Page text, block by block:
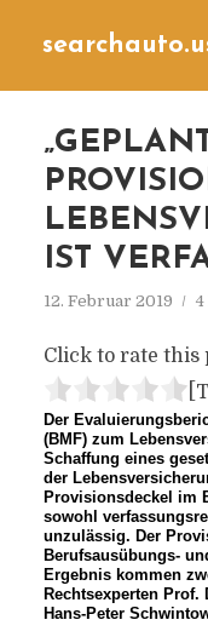
IST
12. Februar 2019
Click to rate this
Der
(BMF) zum
Schaffung eines
der
Provisionsdeckel im
sowohl
unzulässig. Der
Berufsausübungs-
Ergebnis kommen
Rechtsexperten Prof.
Hans-Peter